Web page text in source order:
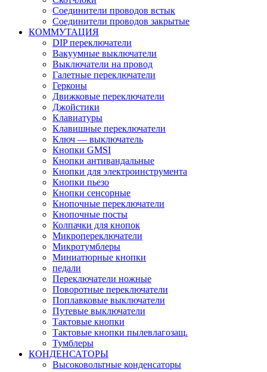
Соединители проводов встык
Соединители проводов закрытые
КОММУТАЦИЯ
DIP переключатели
Вакуумные выключатели
Выключатели на провод
Галетные переключатели
Герконы
Движковые переключатели
Джойстики
Клавиатуры
Клавишные переключатели
Ключ — выключатель
Кнопки GMSI
Кнопки антивандальные
Кнопки для электроинструмента
Кнопки пьезо
Кнопки сенсорные
Кнопочные переключатели
Кнопочные посты
Колпачки для кнопок
Микропереключатели
Микротумблеры
Миниатюрные кнопки
педали
Переключатели ножные
Поворотные переключатели
Поплавковые выключатели
Путевые выключатели
Тактовые кнопки
Тактовые кнопки пылевлагозащ.
Тумблеры
КОНДЕНСАТОРЫ
Высоковольтные конденсаторы